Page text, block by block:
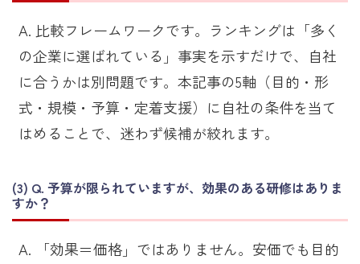
A. 比較フレームワークです。ランキングは「多く
の企業に選ばれている」事実を示すだけで、自社
に合うかは別問題です。本記事の5軸（目的・形
式・規模・予算・定着支援）に自社の条件を当て
はめることで、迷わず候補が絞れます。
Q. 予算が限られていますが、効果のある研修はありま
すか？
A. 「効果＝価格」ではありません。安価でも目的